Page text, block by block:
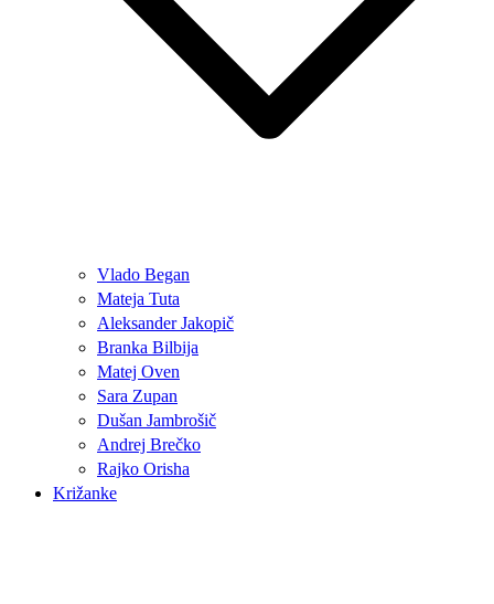
Vlado Began
Mateja Tuta
Aleksander Jakopič
Branka Bilbija
Matej Oven
Sara Zupan
Dušan Jambrošič
Andrej Brečko
Rajko Orisha
Križanke